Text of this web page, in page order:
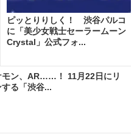
ピッとりりしく！ 渋谷パルコ
に「美少女戦士セーラームーン
Crystal」公式フォ...
モン、AR……！ 11月22日にリ
る「渋谷...